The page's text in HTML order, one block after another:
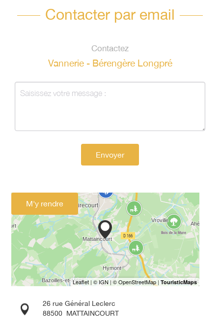
Contacter par email
Contactez
Vannerie - Bérengère Longpré
Envoyer
M'y rendre
26 rue Général Leclerc
88500 MATTAINCOURT